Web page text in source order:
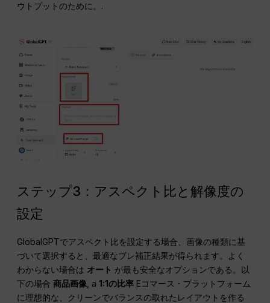
ウトプットのために。.
ステップ3：アスペクト比と解像度の
設定
GlobalGPTでアスペクト比を設定する場合、画像の種類に基
づいて選択すると、最適なブレ補正結果が得られます。よく
わからない場合は オート が最も安全なオプションである。以
下の場合商品画像 , a1:1の比率 Eコマース・プラットフォーム
に理想的な、クリーンでバランスの取れたレイアウトを作る